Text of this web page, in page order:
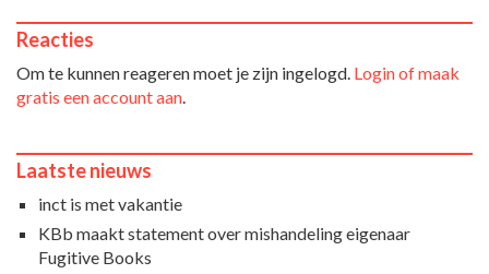
Reacties
Om te kunnen reageren moet je zijn ingelogd. Login of maak
gratis een account aan
Laatste nieuws
inct is met vakantie
KBb maakt statement over mishandeling eigenaar
Fugitive Books